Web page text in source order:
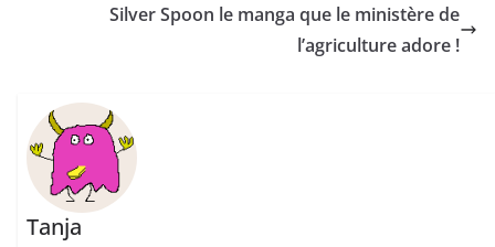
Silver Spoon le manga que le ministère de
l’agriculture adore !
Tanja